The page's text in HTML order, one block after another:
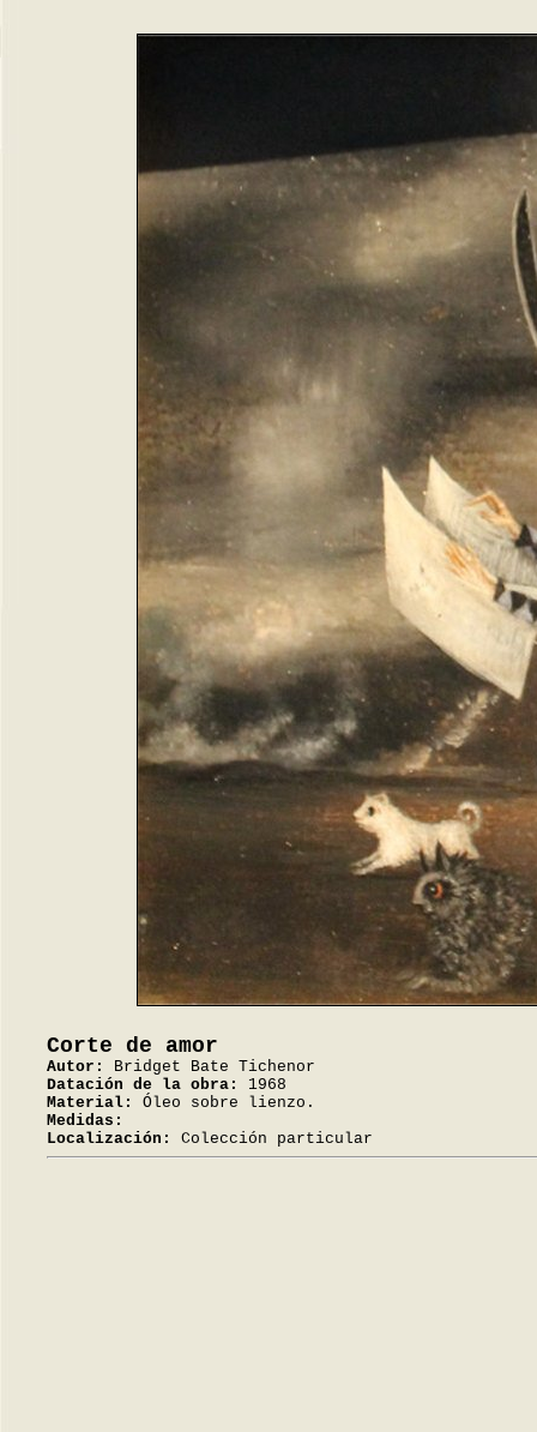
Corte de amor
Autor:
Bridget Bate Tichenor
Datación de la obra:
1968
Material:
Óleo sobre lienzo.
Medidas:
Localización:
Colección particular